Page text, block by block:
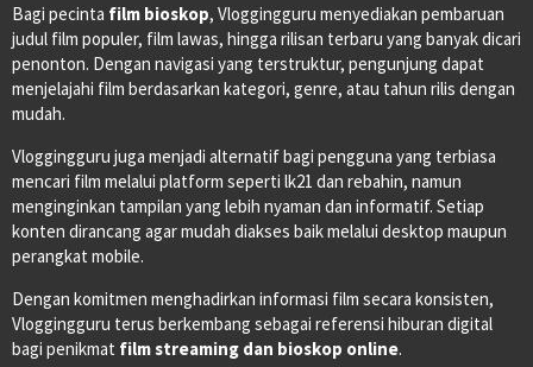
Bagi pecinta film bioskop, Vloggingguru menyediakan pembaruan
judul film populer, film lawas, hingga rilisan terbaru yang banyak dicari
penonton. Dengan navigasi yang terstruktur, pengunjung dapat
menjelajahi film berdasarkan kategori, genre, atau tahun rilis dengan
mudah.
Vloggingguru juga menjadi alternatif bagi pengguna yang terbiasa
mencari film melalui platform seperti lk21 dan rebahin, namun
menginginkan tampilan yang lebih nyaman dan informatif. Setiap
konten dirancang agar mudah diakses baik melalui desktop maupun
perangkat mobile.
Dengan komitmen menghadirkan informasi film secara konsisten,
Vloggingguru terus berkembang sebagai referensi hiburan digital
bagi penikmat film streaming dan bioskop online.